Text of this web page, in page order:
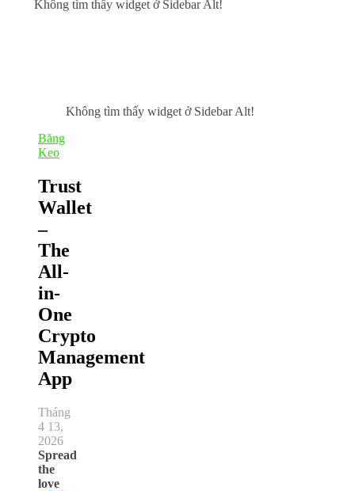
Không tìm thấy widget ở Sidebar Alt!
Không tìm thấy widget ở Sidebar Alt!
Băng
Keo
Trust
Wallet
–
The
All-
in-
One
Crypto
Management
App
Tháng
4 13,
2026
Spread
the
love